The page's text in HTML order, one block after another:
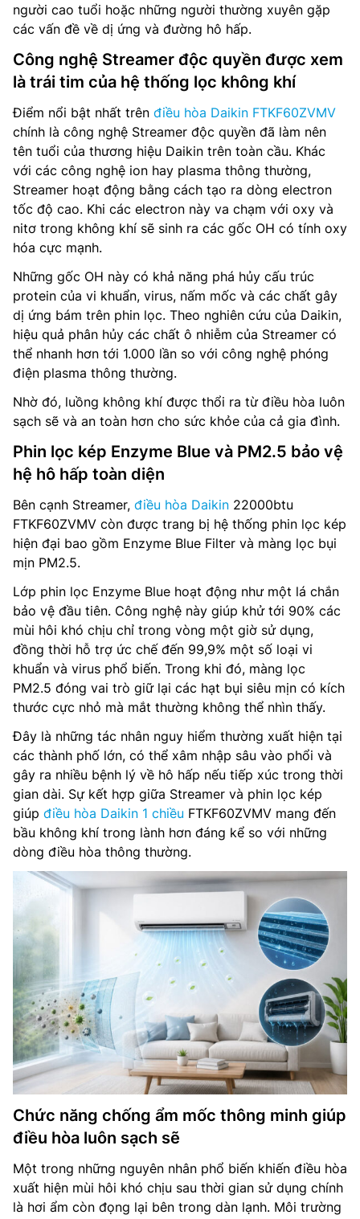
người cao tuổi hoặc những người thường xuyên gặp
các vấn đề về dị ứng và đường hô hấp.
Công nghệ Streamer độc quyền được xem
là trái tim của hệ thống lọc không khí
Điểm nổi bật nhất trên điều hòa Daikin FTKF60ZVMV
chính là công nghệ Streamer độc quyền đã làm nên
tên tuổi của thương hiệu Daikin trên toàn cầu. Khác
với các công nghệ ion hay plasma thông thường,
Streamer hoạt động bằng cách tạo ra dòng electron
tốc độ cao. Khi các electron này va chạm với oxy và
nitơ trong không khí sẽ sinh ra các gốc OH có tính oxy
hóa cực mạnh.
Những gốc OH này có khả năng phá hủy cấu trúc
protein của vi khuẩn, virus, nấm mốc và các chất gây
dị ứng bám trên phin lọc. Theo nghiên cứu của Daikin,
hiệu quả phân hủy các chất ô nhiễm của Streamer có
thể nhanh hơn tới 1.000 lần so với công nghệ phóng
điện plasma thông thường.
Nhờ đó, luồng không khí được thổi ra từ điều hòa luôn
sạch sẽ và an toàn hơn cho sức khỏe của cả gia đình.
Phin lọc kép Enzyme Blue và PM2.5 bảo vệ
hệ hô hấp toàn diện
Bên cạnh Streamer, điều hòa Daikin 22000btu
FTKF60ZVMV còn được trang bị hệ thống phin lọc kép
hiện đại bao gồm Enzyme Blue Filter và màng lọc bụi
mịn PM2.5.
Lớp phin lọc Enzyme Blue hoạt động như một lá chắn
bảo vệ đầu tiên. Công nghệ này giúp khử tới 90% các
mùi hôi khó chịu chỉ trong vòng một giờ sử dụng,
đồng thời hỗ trợ ức chế đến 99,9% một số loại vi
khuẩn và virus phổ biến. Trong khi đó, màng lọc
PM2.5 đóng vai trò giữ lại các hạt bụi siêu mịn có kích
thước cực nhỏ mà mắt thường không thể nhìn thấy.
Đây là những tác nhân nguy hiểm thường xuất hiện tại
các thành phố lớn, có thể xâm nhập sâu vào phổi và
gây ra nhiều bệnh lý về hô hấp nếu tiếp xúc trong thời
gian dài. Sự kết hợp giữa Streamer và phin lọc kép
giúp điều hòa Daikin 1 chiều FTKF60ZVMV mang đến
bầu không khí trong lành hơn đáng kể so với những
dòng điều hòa thông thường.
Chức năng chống ẩm mốc thông minh giúp
điều hòa luôn sạch sẽ
Một trong những nguyên nhân phổ biến khiến điều hòa
xuất hiện mùi hôi khó chịu sau thời gian sử dụng chính
là hơi ẩm còn đọng lại bên trong dàn lạnh. Môi trường